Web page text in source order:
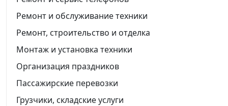
Ремонт и обслуживание техники
Ремонт, строительство и отделка
Монтаж и установка техники
Организация праздников
Пассажирские перевозки
Грузчики, складские услуги